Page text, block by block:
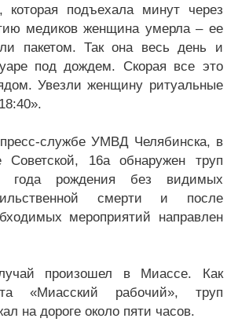
подъехала минут через
медиков женщина умерла – ее
пакетом. Так она весь день и
под дождем. Скорая все это
Увезли женщину ритуальные
службе УМВД Челябинска, в
16а обнаружен труп
года рождения без видимых
смерти и после
мероприятий направлен
произошел в Миассе. Как
«Миасский рабочий», труп
на дороге около пяти часов.